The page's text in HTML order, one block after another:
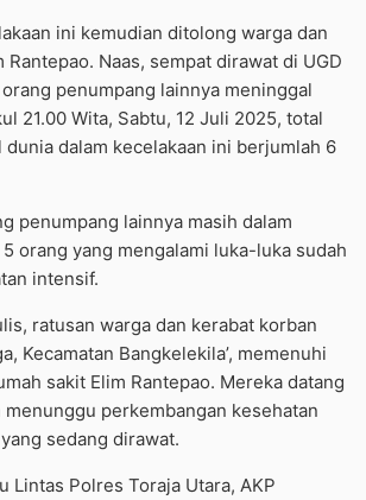
ini kemudian ditolong warga dan
Rantepao. Naas, sempat dirawat di UGD
penumpang lainnya meninggal
21.00 Wita, Sabtu, 12 Juli 2025, total
dalam kecelakaan ini berjumlah 6
penumpang lainnya masih dalam
orang yang mengalami luka-luka sudah
intensif.
ratusan warga dan kerabat korban
Kecamatan Bangkelekila’, memenuhi
sakit Elim Rantepao. Mereka datang
perkembangan kesehatan
sedang dirawat.
Lintas Polres Toraja Utara, AKP